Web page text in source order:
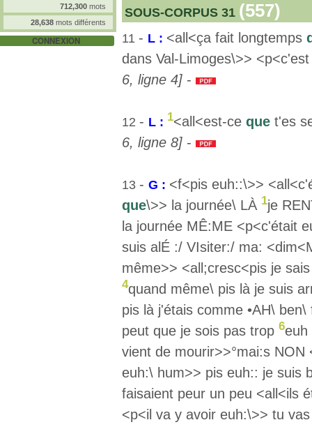
712,300 mots
28,638 mots différents
CONNEXION
SOUS-CORPUS 31 (557)
11 - L : <all<ça fait longtemps
dans Val-Limoges\>>
6, ligne 4] -
12 - L : 1<all<est-ce que t'es
6, ligne 8] -
13 - G : <f<pis euh::\>>
que\>> la journée\ LÀ 1je
la journée MÊ:ME <p<c'était
suis alÉ :/ VIsiter:/ ma:
même>> <all;cresc<pis je
4quand même\ pis là je suis
pis là j'étais comme •AH\
peut que je sois pas trop 6euh
vient de mourir>>°mai:s
euh:\ hum>> pis euh:: je suis
faisaient peur un peu <all<ils
<p<il va y avoir euh:\>> tu